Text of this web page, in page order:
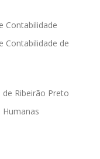
Contabilidade
Contabilidade de
de Ribeirão Preto
Humanas